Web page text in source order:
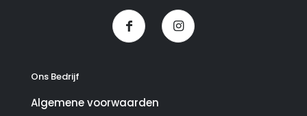
Ons Bedrijf
Algemene voorwaarden